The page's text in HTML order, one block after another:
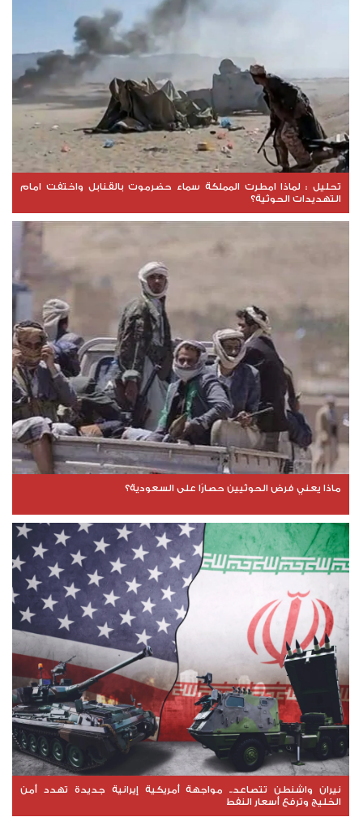
تحليل : لماذا امطرت المملكة سماء حضرموت بالقنابل واختفت امام
التهديدات الحوثية؟
ماذا يعني فرض الحوثيين حصارًا على السعودية؟
نيران واشنطن تتصاعد.. مواجهة أمريكية إيرانية جديدة تهدد أمن
الخليج وترفع أسعار النفط